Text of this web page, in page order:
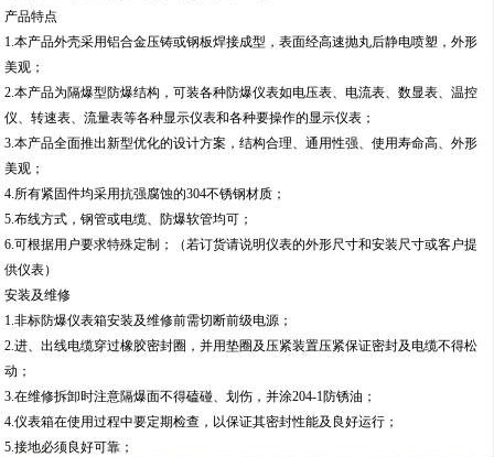
产品特点
1.本产品外壳采用铝合金压铸或钢板焊接成型，表面经高速抛丸后静电喷塑，外形
美观；
2.本产品为隔爆型防爆结构，可装各种防爆仪表如电压表、电流表、数显表、温控
仪、转速表、流量表等各种显示仪表和各种要操作的显示仪表；
3.本产品全面推出新型优化的设计方案，结构合理、通用性强、使用寿命高、外形
美观；
4.所有紧固件均采用抗强腐蚀的304不锈钢材质；
5.布线方式，钢管或电缆、防爆软管均可；
6.可根据用户要求特殊定制；（若订货请说明仪表的外形尺寸和安装尺寸或客户提
供仪表）
安装及维修
1.非标防爆仪表箱安装及维修前需切断前级电源；
2.进、出线电缆穿过橡胶密封圈，并用垫圈及压紧装置压紧保证密封及电缆不得松
动；
3.在维修拆卸时注意隔爆面不得磕碰、划伤，并涂204-1防锈油；
4.仪表箱在使用过程中要定期检查，以保证其密封性能及良好运行；
5.接地必须良好可靠；